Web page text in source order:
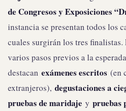
de Congresos y Exposiciones
instancia se presentan todos los
cuales surgirán los tres finalistas.
varios pasos previos a la
destacan exámenes escritos (en
extranjeros), degustaciones a
pruebas de maridaje y pruebas